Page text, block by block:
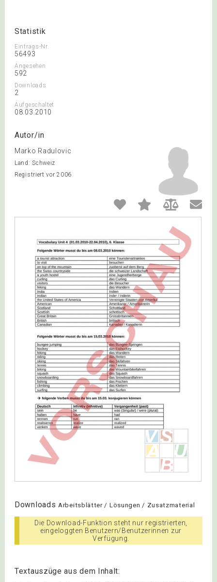
Statistik
Eintrags-Nr.
56493
Angesehen
592
Downloads
2
Aufgeschaltet
08.03.2010
Autor/in
Marko Radulovic
Land: Schweiz
Registriert vor 2006
Downloads Arbeitsblätter / Lösungen / Zusatzmaterial
Die Download-Funktion steht nur registrierten,
eingeloggten Benutzern/Benutzerinnen zur
Verfügung.
Textauszüge aus dem Inhalt: